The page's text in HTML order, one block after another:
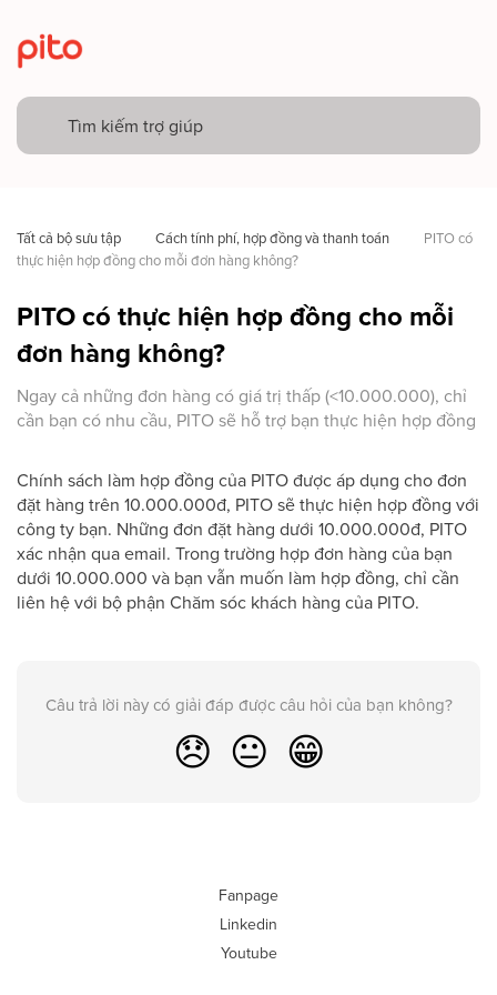
Tất cả bộ sưu tập Cách tính phí, hợp đồng và thanh toán
PITO có
thực hiện hợp đồng cho mỗi đơn hàng không?
PITO có thực hiện hợp đồng cho mỗi
đơn hàng không?
Ngay cả những đơn hàng có giá trị thấp (<10.000.000), chỉ
cần bạn có nhu cầu, PITO sẽ hỗ trợ bạn thực hiện hợp đồng
Chính sách làm hợp đồng của PITO được áp dụng cho đơn
đặt hàng trên 10.000.000đ, PITO sẽ thực hiện hợp đồng với
công ty bạn. Những đơn đặt hàng dưới 10.000.000đ, PITO
xác nhận qua email. Trong trường hợp đơn hàng của bạn
dưới 10.000.000 và bạn vẫn muốn làm hợp đồng, chỉ cần
liên hệ với bộ phận Chăm sóc khách hàng của PITO.
Câu trả lời này có giải đáp được câu hỏi của bạn không?
😞 😐 😁
Fanpage
Linkedin
Youtube